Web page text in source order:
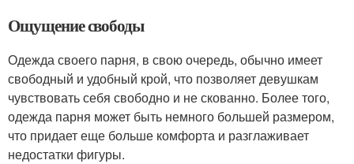
Ощущение свободы
Одежда своего парня, в свою очередь, обычно имеет
свободный и удобный крой, что позволяет девушкам
чувствовать себя свободно и не скованно. Более того,
одежда парня может быть немного большей размером,
что придает еще больше комфорта и разглаживает
недостатки фигуры.